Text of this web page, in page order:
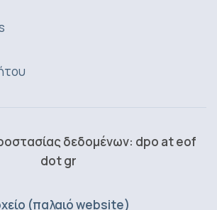
δεδομένων: dpo at eof
dot gr
(παλαιό website)